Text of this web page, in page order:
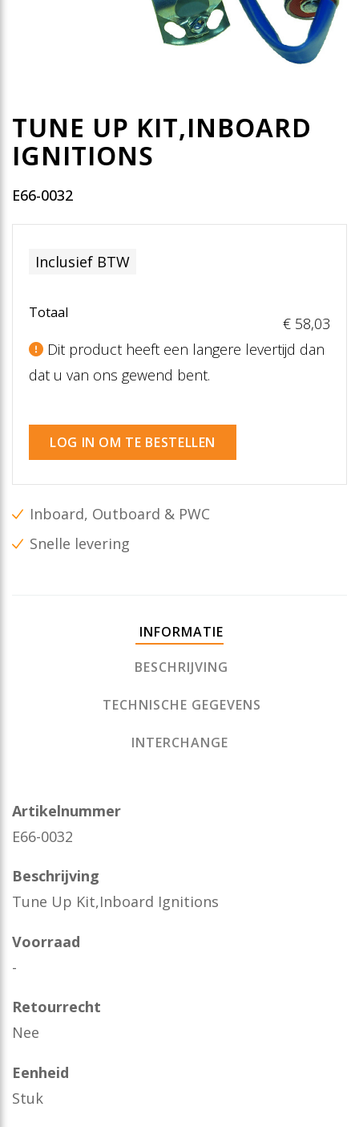
TUNE UP KIT,INBOARD
IGNITIONS
E66-0032
Inclusief BTW
Totaal
€ 58,03
Dit product heeft een langere levertijd dan
dat u van ons gewend bent.
LOG IN OM TE BESTELLEN
Inboard, Outboard & PWC
Snelle levering
INFORMATIE
BESCHRIJVING
TECHNISCHE GEGEVENS
INTERCHANGE
Artikelnummer
E66-0032
Beschrijving
Tune Up Kit,Inboard Ignitions
Voorraad
-
Retourrecht
Nee
Eenheid
Stuk